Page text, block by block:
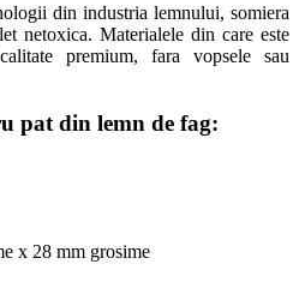
din industria lemnului, somiera
netoxica. Materialele din care este
premium, fara vopsele sau
pat din lemn de fag:
x 28 mm grosime